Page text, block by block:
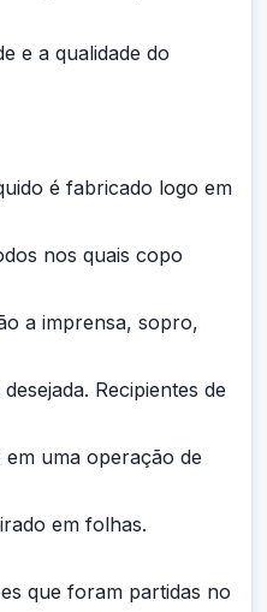
e a qualidade do
é fabricado logo em
nos quais copo
a imprensa, sopro,
Recipientes de
uma operação de
em folhas.
que foram partidas no